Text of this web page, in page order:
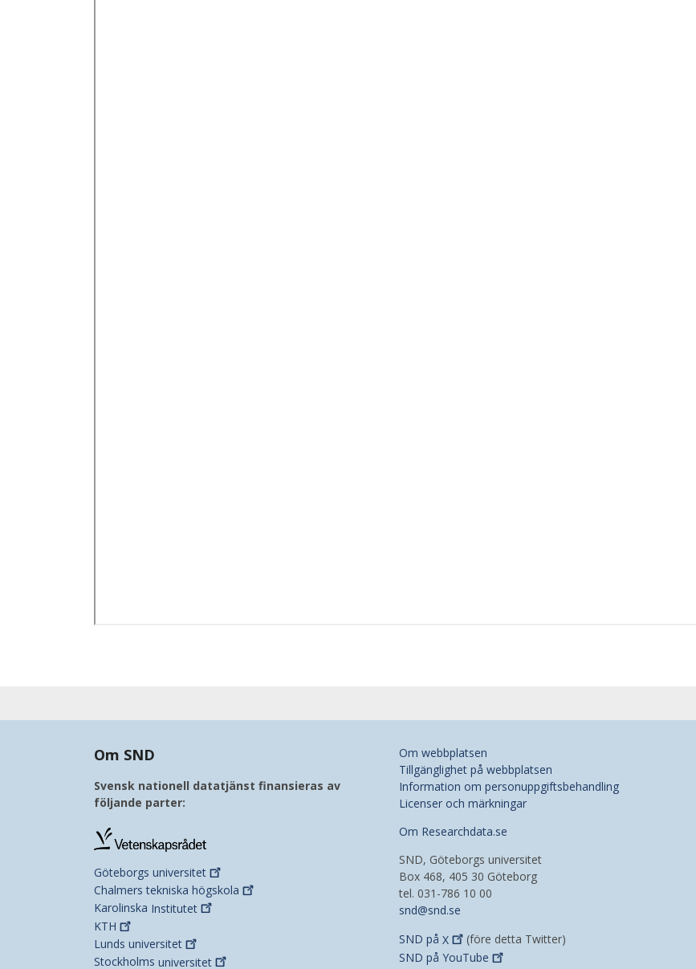
Om SND
Svensk nationell datatjänst finansieras av
följande parter:
Göteborgs universitet
Chalmers tekniska högskola
Karolinska Institutet
KTH
Lunds universitet
Stockholms universitet
Om webbplatsen
Tillgänglighet på webbplatsen
Information om personuppgiftsbehandling
Licenser och märkningar
Om Researchdata.se
SND, Göteborgs universitet
Box 468, 405 30 Göteborg
tel. 031-786 10 00
snd@snd.se
SND på X
(före detta Twitter)
SND på YouTube